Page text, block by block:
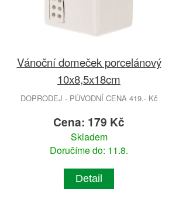
Vánoční domeček porcelánový
10x8,5x18cm
DOPRODEJ - PŮVODNÍ CENA 419.- Kč
Cena: 179 Kč
Skladem
Doručíme do: 11.8.
Detail